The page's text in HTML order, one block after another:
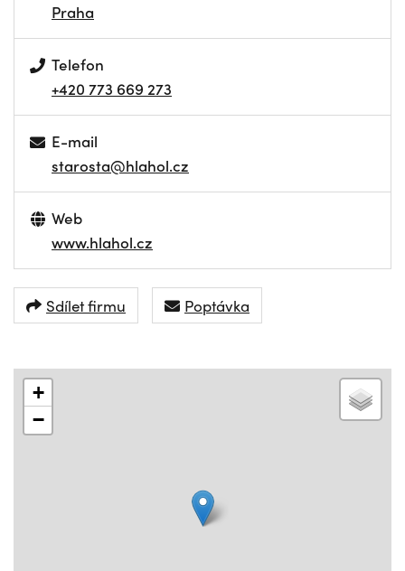
Praha
Telefon
+420 773 669 273
E-mail
starosta@hlahol.cz
Web
www.hlahol.cz
Sdílet firmu Poptávka
+
−